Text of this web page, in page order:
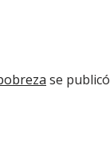
se publicó